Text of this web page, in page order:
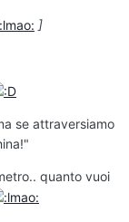
]
se attraversiamo
quanto vuoi